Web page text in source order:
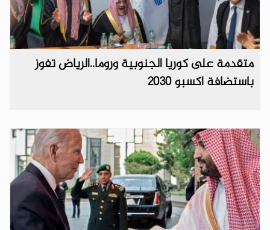
متقدمة على كوريا الجنوبية وروما..الرياض تفوز
باستضافة اكسبو 2030